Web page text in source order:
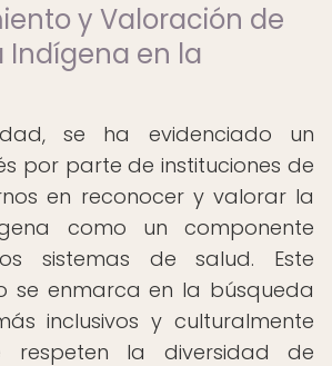
y Valoración de
Indígena en la
se ha evidenciado un
por parte de instituciones de
en reconocer y valorar la
como un componente
sistemas de salud. Este
se enmarca en la búsqueda
inclusivos y culturalmente
respeten la diversidad de